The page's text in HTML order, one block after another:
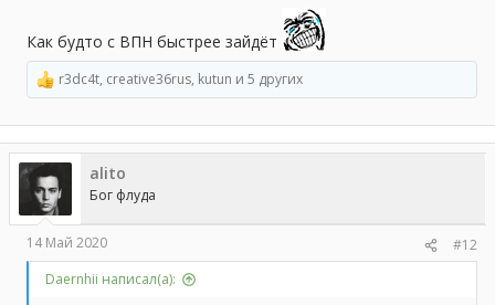
Как будто с ВПН быстрее зайдёт
Р
е
а
к
ц
и
и
r3dc4t, creative36rus, kutun и 5 других
alito
Бог флуда
14 Май 2020
#12
Daernhii написал(а):